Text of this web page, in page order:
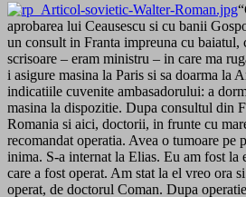
aprobarea lui Ceausescu si cu banii
un consult in Franta impreuna cu
scrisoare – eram ministru – in care ma
i asigure masina la Paris si sa doarma la
indicatiile cuvenite ambasadorului: a
masina la dispozitie. Dupa consultul din
Romania si aici, doctorii, in frunte cu
recomandat operatia. Avea o tumoare pe
inima. S-a internat la Elias. Eu am fost
care a fost operat. Am stat la el vreo ora
operat, de doctorul Coman. Dupa